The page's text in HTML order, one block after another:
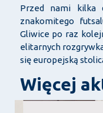
Przed nami kilka
znakomitego
Gliwice po raz
elitarnych
się europejską
Więcej